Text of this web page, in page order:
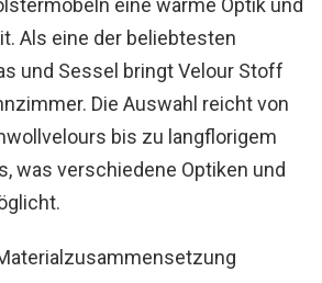
eine warme Optik und
Als eine der beliebtesten
und Sessel bringt Velour Stoff
Die Auswahl reicht von
bis zu langflorigem
was verschiedene Optiken und